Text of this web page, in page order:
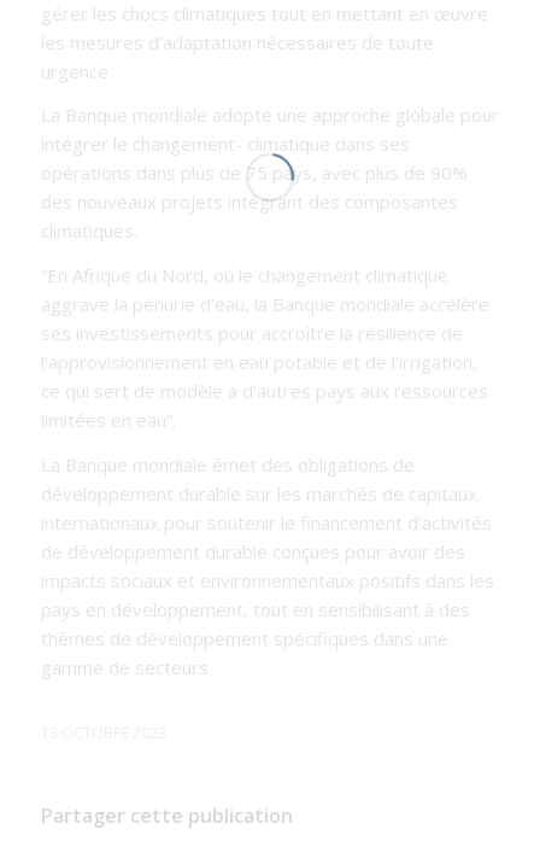
gérer les chocs climatiques tout en mettant en œuvre
les mesures d’adaptation nécessaires de toute
urgence
La Banque mondiale adopte une approche globale pour
intégrer le changement- climatique dans ses
opérations dans plus de 75 pays, avec plus de 90%
des nouveaux projets intégrant des composantes
climatiques.
“En Afrique du Nord, où le changement climatique
aggrave la pénurie d’eau, la Banque mondiale accélère
ses investissements pour accroître la résilience de
l’approvisionnement en eau potable et de l’irrigation,
ce qui sert de modèle à d’autres pays aux ressources
limitées en eau”.
La Banque mondiale émet des obligations de
développement durable sur les marchés de capitaux
internationaux pour soutenir le financement d’activités
de développement durable conçues pour avoir des
impacts sociaux et environnementaux positifs dans les
pays en développement, tout en sensibilisant à des
thèmes de développement spécifiques dans une
gamme de secteurs
Partager cette publication